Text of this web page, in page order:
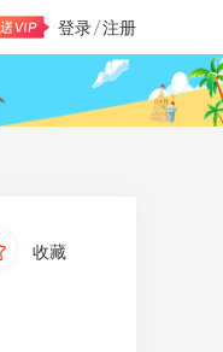
登录 注册
邀请有礼，免费送VIP
收藏